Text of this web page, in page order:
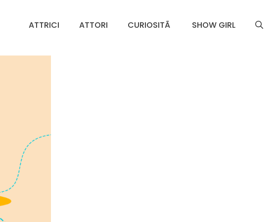
ATTRICI ATTORI CURIOSITÃ SHOW GIRL